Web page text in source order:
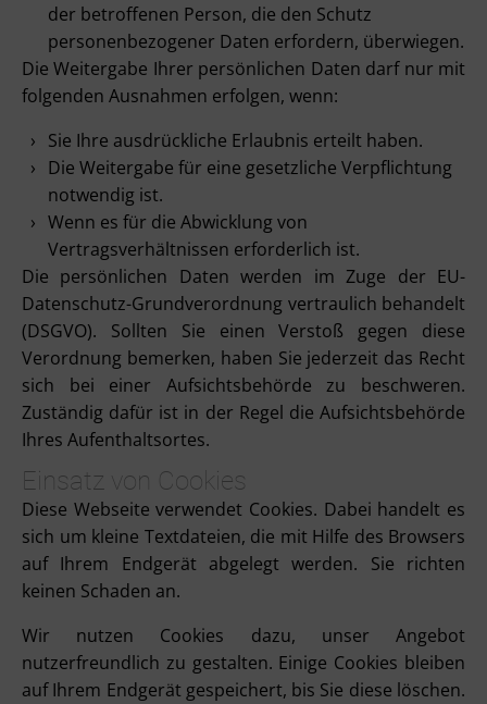
der betroffenen Person, die den Schutz
personenbezogener Daten erfordern, überwiegen.
Die Weitergabe Ihrer persönlichen Daten darf nur mit
folgenden Ausnahmen erfolgen, wenn:
Sie Ihre ausdrückliche Erlaubnis erteilt haben.
Die Weitergabe für eine gesetzliche Verpflichtung
notwendig ist.
Wenn es für die Abwicklung von
Vertragsverhältnissen erforderlich ist.
Die persönlichen Daten werden im Zuge der EU-
Datenschutz-Grundverordnung vertraulich behandelt
(DSGVO). Sollten Sie einen Verstoß gegen diese
Verordnung bemerken, haben Sie jederzeit das Recht
sich bei einer Aufsichtsbehörde zu beschweren.
Zuständig dafür ist in der Regel die Aufsichtsbehörde
Ihres Aufenthaltsortes.
Einsatz von Cookies
Diese Webseite verwendet Cookies. Dabei handelt es
sich um kleine Textdateien, die mit Hilfe des Browsers
auf Ihrem Endgerät abgelegt werden. Sie richten
keinen Schaden an.
Wir nutzen Cookies dazu, unser Angebot
nutzerfreundlich zu gestalten. Einige Cookies bleiben
auf Ihrem Endgerät gespeichert, bis Sie diese löschen.